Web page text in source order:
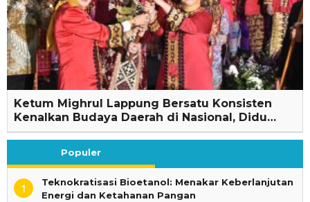
Ketum Mighrul Lappung Bersatu Konsisten
Kenalkan Budaya Daerah di Nasional, Didu…
Populer
1
Teknokratisasi Bioetanol: Menakar Keberlanjutan
Energi dan Ketahanan Pangan